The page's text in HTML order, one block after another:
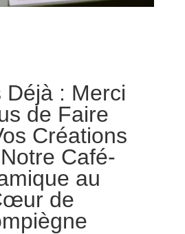
Déjà : Merci
de Faire
Créations
Café-
au
de